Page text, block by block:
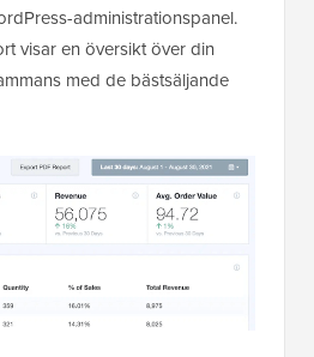
administrationspanel.
visar en översikt över din
med de bästsäljande